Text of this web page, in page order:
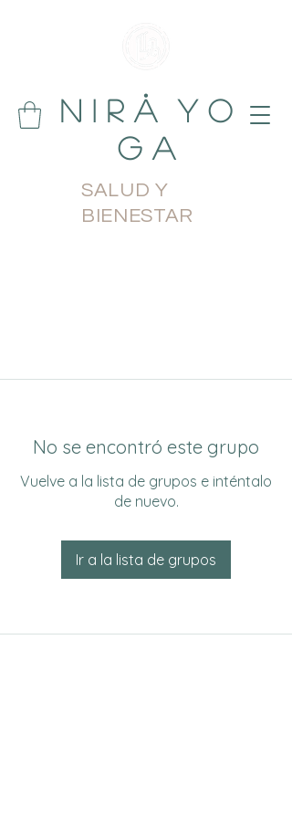
N i r å Y o
g a
SALUD Y
BIENESTAR
No se encontró este grupo
Vuelve a la lista de grupos e inténtalo
de nuevo.
Ir a la lista de grupos